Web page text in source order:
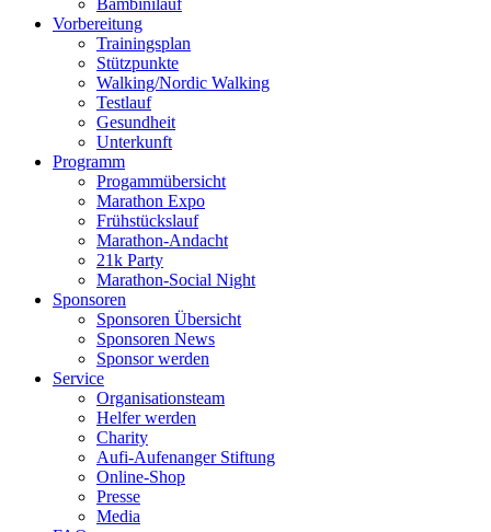
Bambinilauf
Vorbereitung
Trainingsplan
Stützpunkte
Walking/Nordic Walking
Testlauf
Gesundheit
Unterkunft
Programm
Progammübersicht
Marathon Expo
Frühstückslauf
Marathon-Andacht
21k Party
Marathon-Social Night
Sponsoren
Sponsoren Übersicht
Sponsoren News
Sponsor werden
Service
Organisationsteam
Helfer werden
Charity
Aufi-Aufenanger Stiftung
Online-Shop
Presse
Media